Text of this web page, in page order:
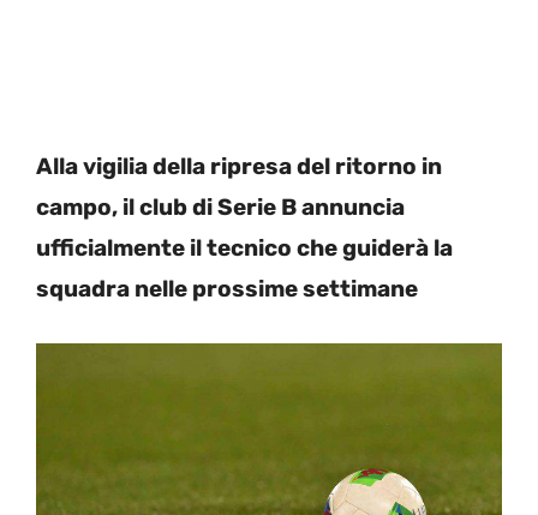
Alla vigilia della ripresa del ritorno in
campo, il club di Serie B annuncia
ufficialmente il tecnico che guiderà la
squadra nelle prossime settimane